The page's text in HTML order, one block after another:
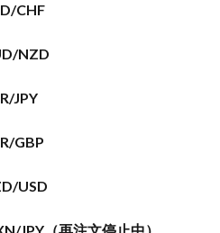
CHF
NZD
JPY
GBP
USD